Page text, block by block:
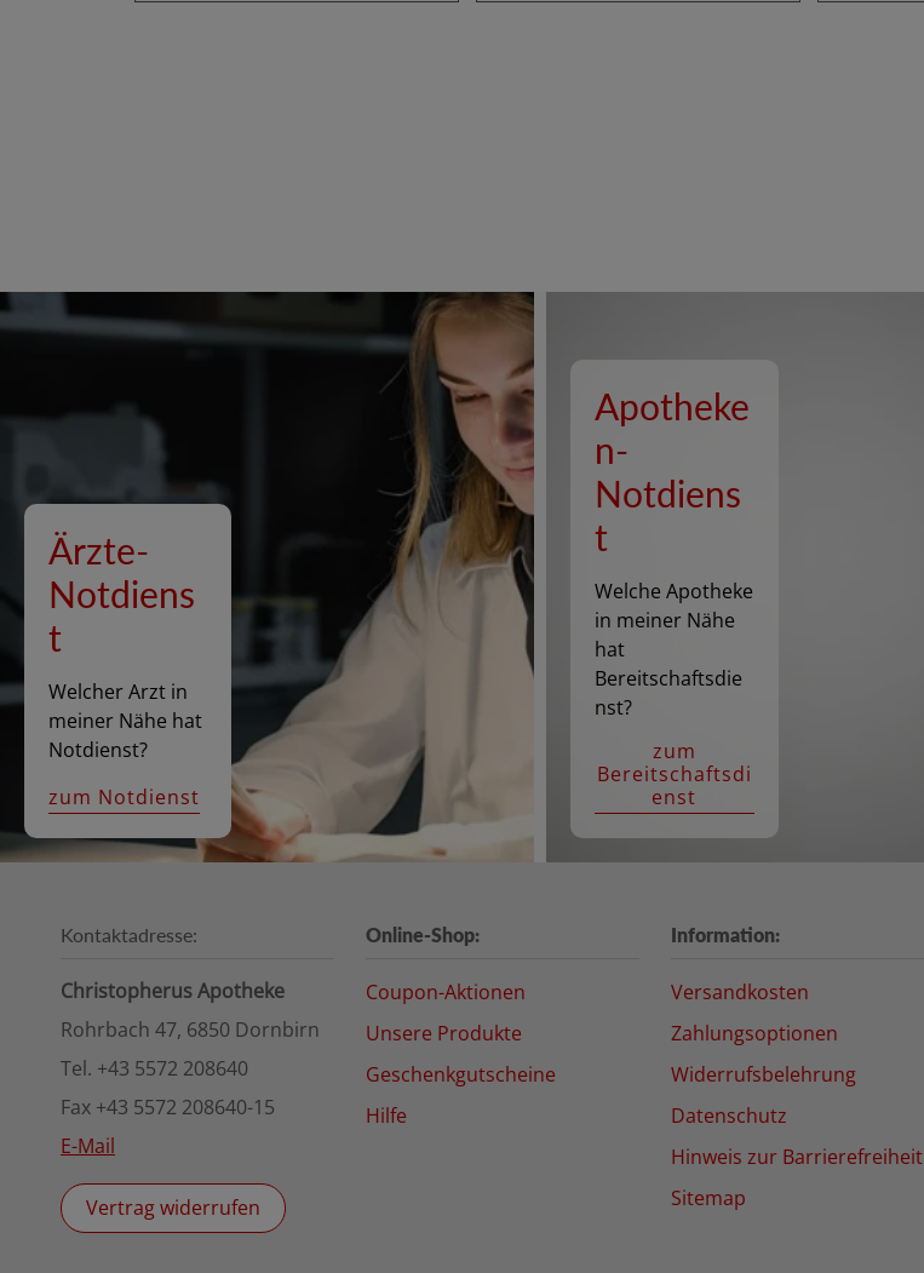
Ärzte-
Notdiens
t
Welcher Arzt in
meiner Nähe hat
Notdienst?
zum Notdienst
Apotheke
n-
Notdiens
t
Welche Apotheke
in meiner Nähe
hat
Bereitschaftsdie
nst?
zum
Bereitschaftsdi
enst
Kontaktadresse:
Christopherus Apotheke
Rohrbach 47, 6850 Dornbirn
Tel. +43 5572 208640
Fax +43 5572 208640-15
E-Mail
Vertrag widerrufen
Online-Shop:
Coupon-Aktionen
Unsere Produkte
Geschenkgutscheine
Hilfe
Information:
Versandkosten
Zahlungsoptionen
Widerrufsbelehrung
Datenschutz
Hinweis zur Barrierefreiheit
Sitemap